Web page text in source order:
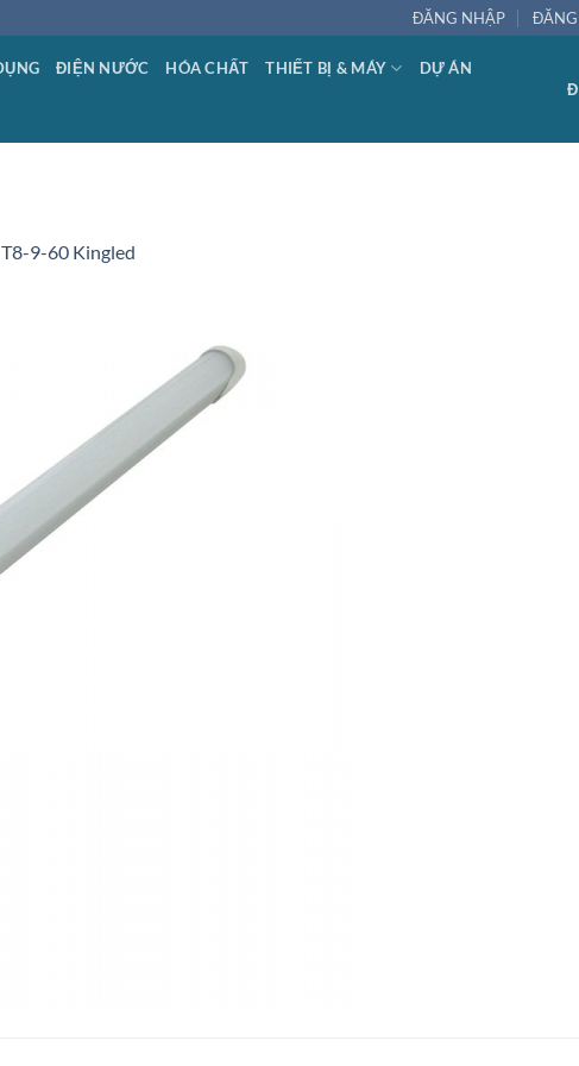
ĐĂNG NHẬP ĐĂNG
ĐIỆN NƯỚC HÓA CHẤT THIẾT BỊ & MÁY DỰ ÁN
9-60 Kingled